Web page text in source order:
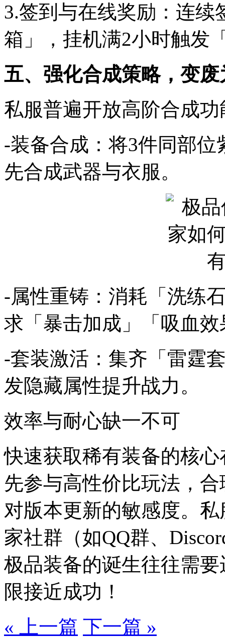
3.签到与在线奖励：连续
箱」，挂机满2小时触发
五、强化合成策略，变废
私服普遍开放高阶合成功
-装备合成：将3件同部
先合成武器与衣服。
-属性重铸：消耗「洗练
求「暴击加成」「吸血
-套装激活：集齐「雷霆
发隐藏属性提升战力。
效率与耐心缺一不可
快速获取稀有装备的核
先参与高性价比玩法，
对版本更新的敏感度。
家社群（如QQ群、
极品装备的诞生往往需
限接近成功！
« 上一篇 下一篇 »